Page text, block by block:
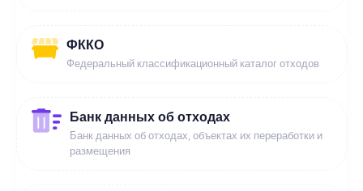
ФККО
Федеральный классификационный каталог отходов
Банк данных об отходах
Банк данных об отходах, объектах их переработки и
размещения